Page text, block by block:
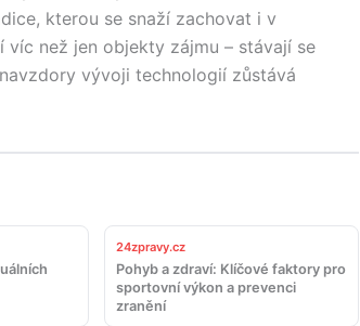
kterou se snaží zachovat i v
než jen objekty zájmu – stávají se
vývoji technologií zůstává
24zpravy.cz
Pohyb a zdraví: Klíčové faktory pro
sportovní výkon a prevenci
zranění